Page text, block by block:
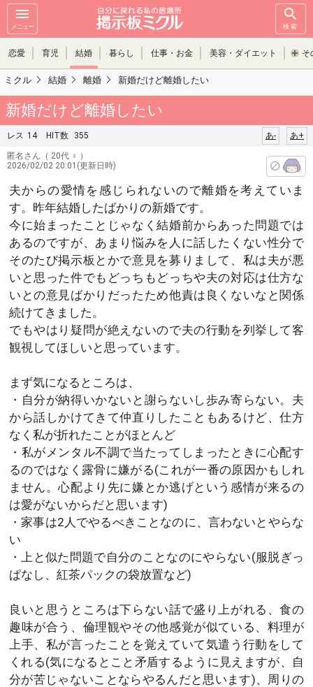
メニュー 検索
恋愛 育児 結婚 暮らし 仕事・お金 美容・ダイエット そ
ミクル 結婚 離婚 新婚だけど離婚したい
新婚だけど離婚したい
レス 14 HIT数 355 あ+
あ-
匿名さん （ 20代 ♀ ）
2026/02/02 20:01(更新日時)
夫からの愛情を感じられないので離婚を考えていま
す。昨年結婚したばかりの新婚です。
今に始まったことじゃなく結婚前からあった問題では
あるのですが、あまり悩みを人に話したくない性分で
そのたび掲示板とかで意見を募りまして、私は夫が悪
いと思った件でもどっちもどっちや夫の対応は仕方な
いとの意見ばかりだったため他責は良くないなと関係
続けてきました。
でもやはり疑問が絶えないので夫の行動を列挙して客
観視してほしいと思っています。
まず気になるところは、
・自分が納得いかないと謝らないし歩み寄らない。夫
から話しかけてきて仲直りしたこともあるけど、仕方
なく私が折れたことがほとんど
・私がメンタル不調で当たってしまったときに心配す
るのではなく露骨に嫌がる(これが一番の原因かもしれ
ません。心配より先に嫌とか逃げという感情が来るの
は愛がないからだと思います)
・家事は2人でやるべきことなのに、言わないとやらな
い
・上と似た問題で自分のことなのにやらない(服脱ぎっ
ぱなし、紅茶パックの袋放置など)
良いと思うところは下らない話で盛り上がれる、食の
趣味が合う、倫理観やその他感覚が似ている、料理が
上手、私が言ったことを覚えていて気遣う行動をして
くれる(気になるとこと矛盾するように見えますが、自
分が苦じゃないことならやるんだと思います)、周りの